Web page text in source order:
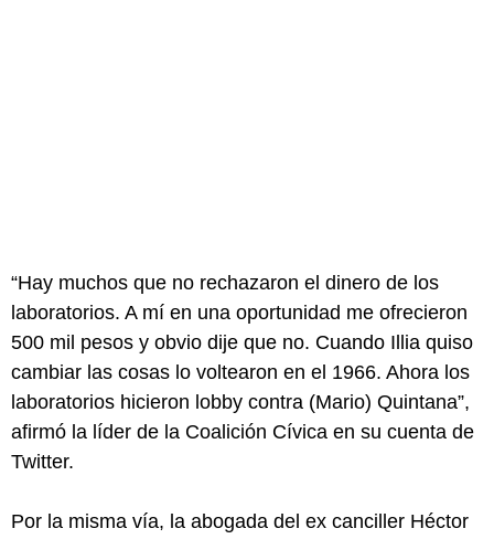
“Hay muchos que no rechazaron el dinero de los
laboratorios. A mí en una oportunidad me ofrecieron
500 mil pesos y obvio dije que no. Cuando Illia quiso
cambiar las cosas lo voltearon en el 1966. Ahora los
laboratorios hicieron lobby contra (Mario) Quintana”,
afirmó la líder de la Coalición Cívica en su cuenta de
Twitter.
Por la misma vía, la abogada del ex canciller Héctor